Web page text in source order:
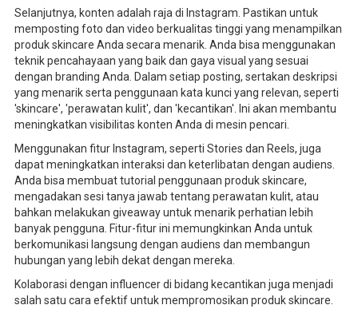
Selanjutnya, konten adalah raja di Instagram. Pastikan untuk
memposting foto dan video berkualitas tinggi yang menampilkan
produk skincare Anda secara menarik. Anda bisa menggunakan
teknik pencahayaan yang baik dan gaya visual yang sesuai
dengan branding Anda. Dalam setiap posting, sertakan deskripsi
yang menarik serta penggunaan kata kunci yang relevan, seperti
'skincare', 'perawatan kulit', dan 'kecantikan'. Ini akan membantu
meningkatkan visibilitas konten Anda di mesin pencari.
Menggunakan fitur Instagram, seperti Stories dan Reels, juga
dapat meningkatkan interaksi dan keterlibatan dengan audiens.
Anda bisa membuat tutorial penggunaan produk skincare,
mengadakan sesi tanya jawab tentang perawatan kulit, atau
bahkan melakukan giveaway untuk menarik perhatian lebih
banyak pengguna. Fitur-fitur ini memungkinkan Anda untuk
berkomunikasi langsung dengan audiens dan membangun
hubungan yang lebih dekat dengan mereka.
Kolaborasi dengan influencer di bidang kecantikan juga menjadi
salah satu cara efektif untuk mempromosikan produk skincare.